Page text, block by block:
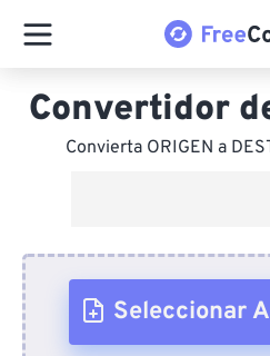
Convertidor
Convierta ORIGEN a
Seleccionar